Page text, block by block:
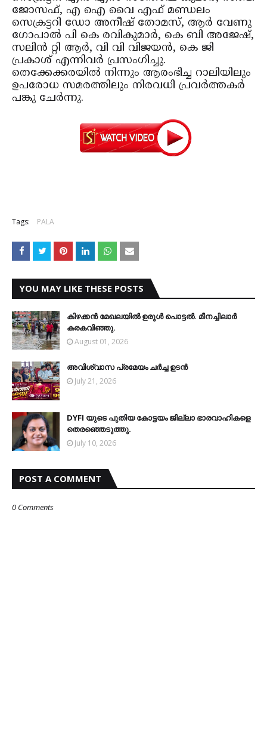
ജോസഫ്, എ ഐ വൈ എഫ് മണ്ഡലം
സെക്രട്ടറി ഡോ അനീഷ് തോമസ്, ആര്‍ വേണു
ഗോപാല്‍ പി കെ രവികുമാര്‍, കെ ബി അജേഷ്,
സലിന്‍ റ്റി ആര്‍, വി വി വിജയന്‍, കെ ജി
പ്രകാശ് എന്നിവര്‍ പ്രസംഗിച്ചു.
തെക്കേക്കരയില്‍ നിന്നും ആരംഭിച്ച റാലിയിലും
ഉപരോധ സമരത്തിലും നിരവധി പ്രവര്‍ത്തകര്‍
പങ്കു ചേര്‍ന്നു.
Tags: PALA
YOU MAY LIKE THESE POSTS
കിഴക്കന്‍ മേഖലയില്‍ ഉരുള്‍ പൊട്ടല്‍. മീനച്ചിലാര്‍
കരകവിഞ്ഞു.
August 01, 2026
അവിശ്വാസ പ്രമേയം ചര്‍ച്ച ഉടന്‍
July 21, 2026
DYFI യുടെ പുതിയ കോട്ടയം ജില്ലാ ഭാരവാഹികളെ
തെരഞ്ഞെടുത്തു.
July 10, 2026
POST A COMMENT
0 Comments